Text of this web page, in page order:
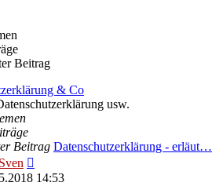
Beitrag
& Co
usw.
Beitrag Datenschutzerklärung - erläut…
Sven
Beitrag
14:53